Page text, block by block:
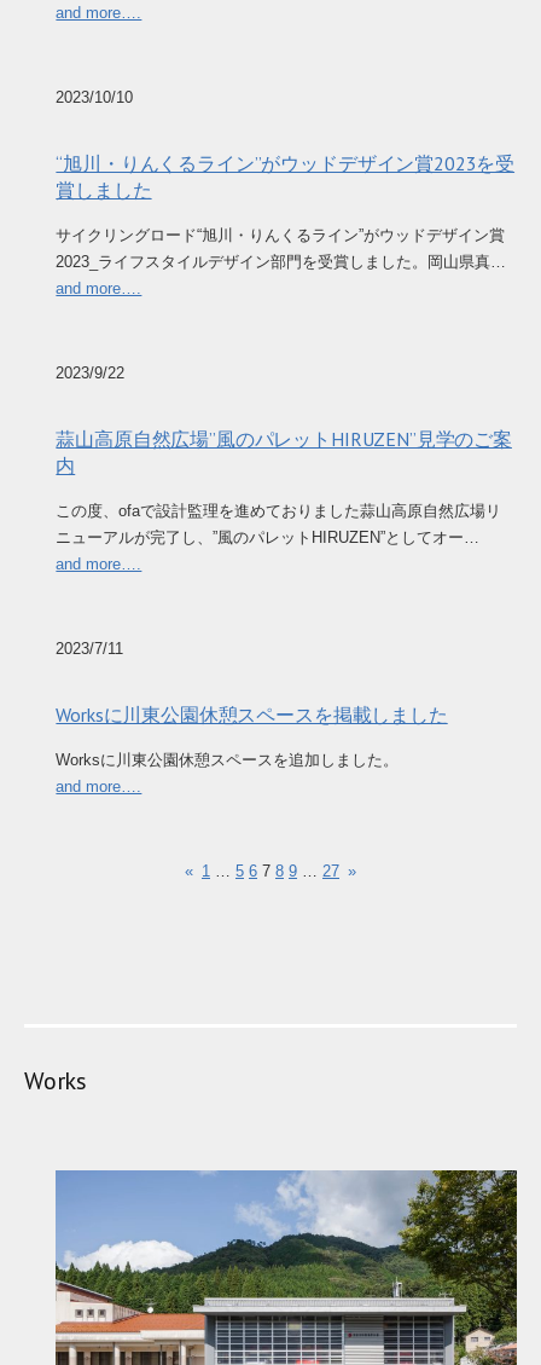
and more….
2023/10/10
“旭川・りんくるライン”がウッドデザイン賞2023を受
賞しました
サイクリングロード“旭川・りんくるライン”がウッドデザイン賞
2023_ライフスタイルデザイン部門を受賞しました。岡山県真…
and more….
2023/9/22
蒜山高原自然広場”風のパレットHIRUZEN”見学のご案
内
この度、ofaで設計監理を進めておりました蒜山高原自然広場リ
ニューアルが完了し、”風のパレットHIRUZEN”としてオー…
and more….
2023/7/11
Worksに川東公園休憩スペースを掲載しました
Worksに川東公園休憩スペースを追加しました。
and more….
« 1 … 5 6 7 8 9 … 27 »
Works